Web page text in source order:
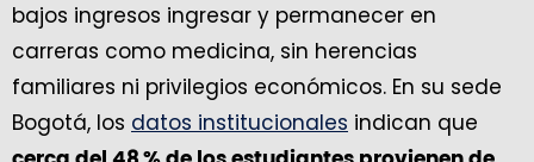
bajos ingresos ingresar y permanecer en
carreras como medicina, sin herencias
familiares ni privilegios económicos. En su sede
Bogotá, los datos institucionales indican que